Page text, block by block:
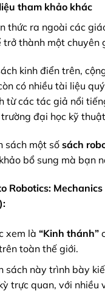
tham khảo khác
thức ra ngoài các
thành một chuyên
kinh điển trên,
có nhiều tài liệu
từ các tác giả nổi
đại học kỹ
sách một số sách
bổ sung mà bạn
Robotics:
xem là “Kinh thánh”
toàn thế giới.
sách này trình bày
trực quan, với nhiều